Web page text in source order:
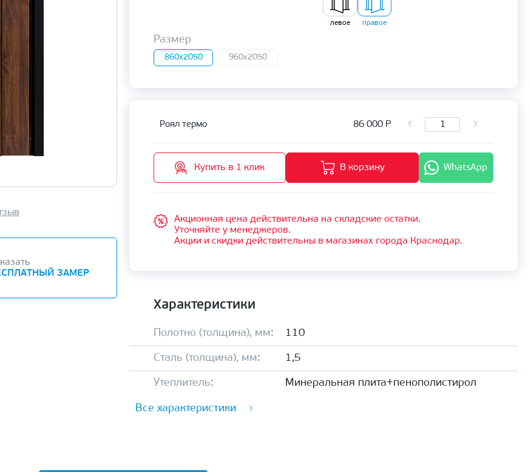
ЗАМЕР
левое правое
Размер
860x2050 960x2050
Роял термо 86 000 Р
Купить в 1 клик В корзину WhatsApp
Акционная цена действительна на складские остатки.
Уточняйте у менеджеров.
Акции и скидки действительны в магазинах города Краснодар.
Характеристики
Полотно (толщина), мм: 110
Сталь (толщина), мм: 1,5
Утеплитель: Минеральная плита+пенополистирол
Все характеристики